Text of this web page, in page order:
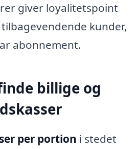
giver loyalitetspoint
kunder,
abonnement.
billige og
per portion i stedet